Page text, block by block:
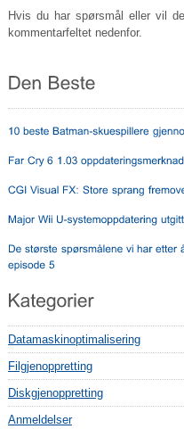
Hvis du har spørsmål eller vil
kommentarfeltet nedenfor.
Datamaskinoptimalisering
Filgjenoppretting
Diskgjenoppretting
Anmeldelser